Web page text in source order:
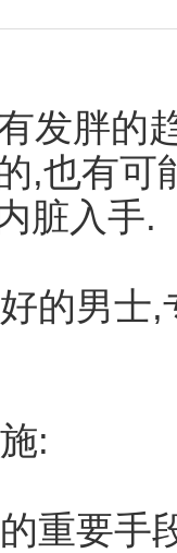
发胖的
,也有
脏入手.
的男士,
:
重要手